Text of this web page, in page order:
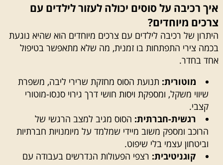
איך רכיבה על סוסים יכולה לעזור לילדים עם
צרכים מיוחדים?
היתרון של רכיבה לילדים עם צרכים מיוחדים הוא שהיא נוגעת
בכמה צירי התפתחות בו זמנית, מה שלא מתאפשר בטיפול
אחד בחדר.
מוטורית: תנועת הסוס מחזקת שרירי ליבה, משפרת
שיווי משקל, ומספקת ויסות חושי דרך גירוי סנסו-מוטורי
קצבי.
רגשית-חברתית: הסוס מגיב למצב הרגשי של
הרוכב ומספק משוב מיידי שמלמד על מיומנויות חברתיות
וביטחון עצמי בלי שיפוט.
קוגניטיבית: רצפי הפעולות הנדרשים בעבודה עם